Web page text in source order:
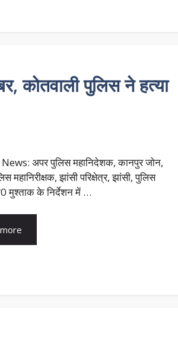
पुलिस ने हत्या
अपर पुलिस महानिदेशक, कानपुर जोन,
महानिरीक्षक, झांसी परिक्षेत्र, झांसी, पुलिस
मुश्ताक के निर्देशन में …